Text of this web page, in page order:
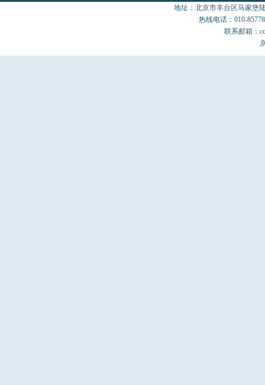
地址：北京市丰台区马家堡
热线电话：010-
联系邮箱：